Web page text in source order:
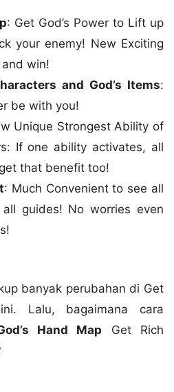
: Get God’s Power to Lift up
your enemy! New Exciting
win!
and God’s Items:
be with you!
Unique Strongest Ability of
If one ability activates, all
that benefit too!
: Much Convenient to see all
guides! No worries even
banyak perubahan di Get
Lalu, bagaimana cara
Hand Map Get Rich